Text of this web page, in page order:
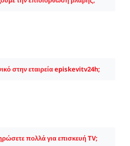
στην εταιρεία episkevitv24h;
πολλά για επισκευή TV;